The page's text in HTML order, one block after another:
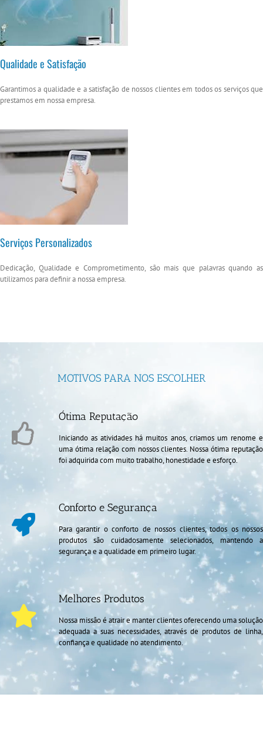
Qualidade e Satisfação
Garantimos a qualidade e a satisfação de nossos clientes em todos os serviços que
prestamos em nossa empresa.
Serviços Personalizados
Dedicação, Qualidade e Comprometimento, são mais que palavras quando as
utilizamos para definir a nossa empresa.
MOTIVOS PARA NOS ESCOLHER
Ótima Reputação
Iniciando as atividades há muitos anos, criamos um renome e
uma ótima relação com nossos clientes. Nossa ótima reputação
foi adquirida com muito trabalho, honestidade e esforço.
Conforto e Segurança
Para garantir o conforto de nossos clientes, todos os nossos
produtos são cuidadosamente selecionados, mantendo a
segurança e a qualidade em primeiro lugar.
Melhores Produtos
Nossa missão é atrair e manter clientes oferecendo uma solução
adequada a suas necessidades, através de produtos de linha,
confiança e qualidade no atendimento.